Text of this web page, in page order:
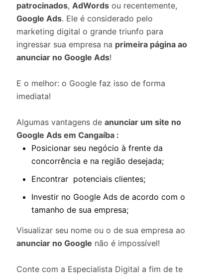
patrocinados, AdWords ou recentemente,
Google Ads. Ele é considerado pelo
marketing digital o grande triunfo para
ingressar sua empresa na primeira página ao
anunciar no Google Ads!
E o melhor: o Google faz isso de forma
imediata!
Algumas vantagens de anunciar um site no
Google Ads em Cangaíba :
Posicionar seu negócio à frente da
concorrência e na região desejada;
Encontrar potenciais clientes;
Investir no Google Ads de acordo com o
tamanho de sua empresa;
Visualizar seu nome ou o de sua empresa ao
anunciar no Google não é impossível!
Conte com a Especialista Digital a fim de te